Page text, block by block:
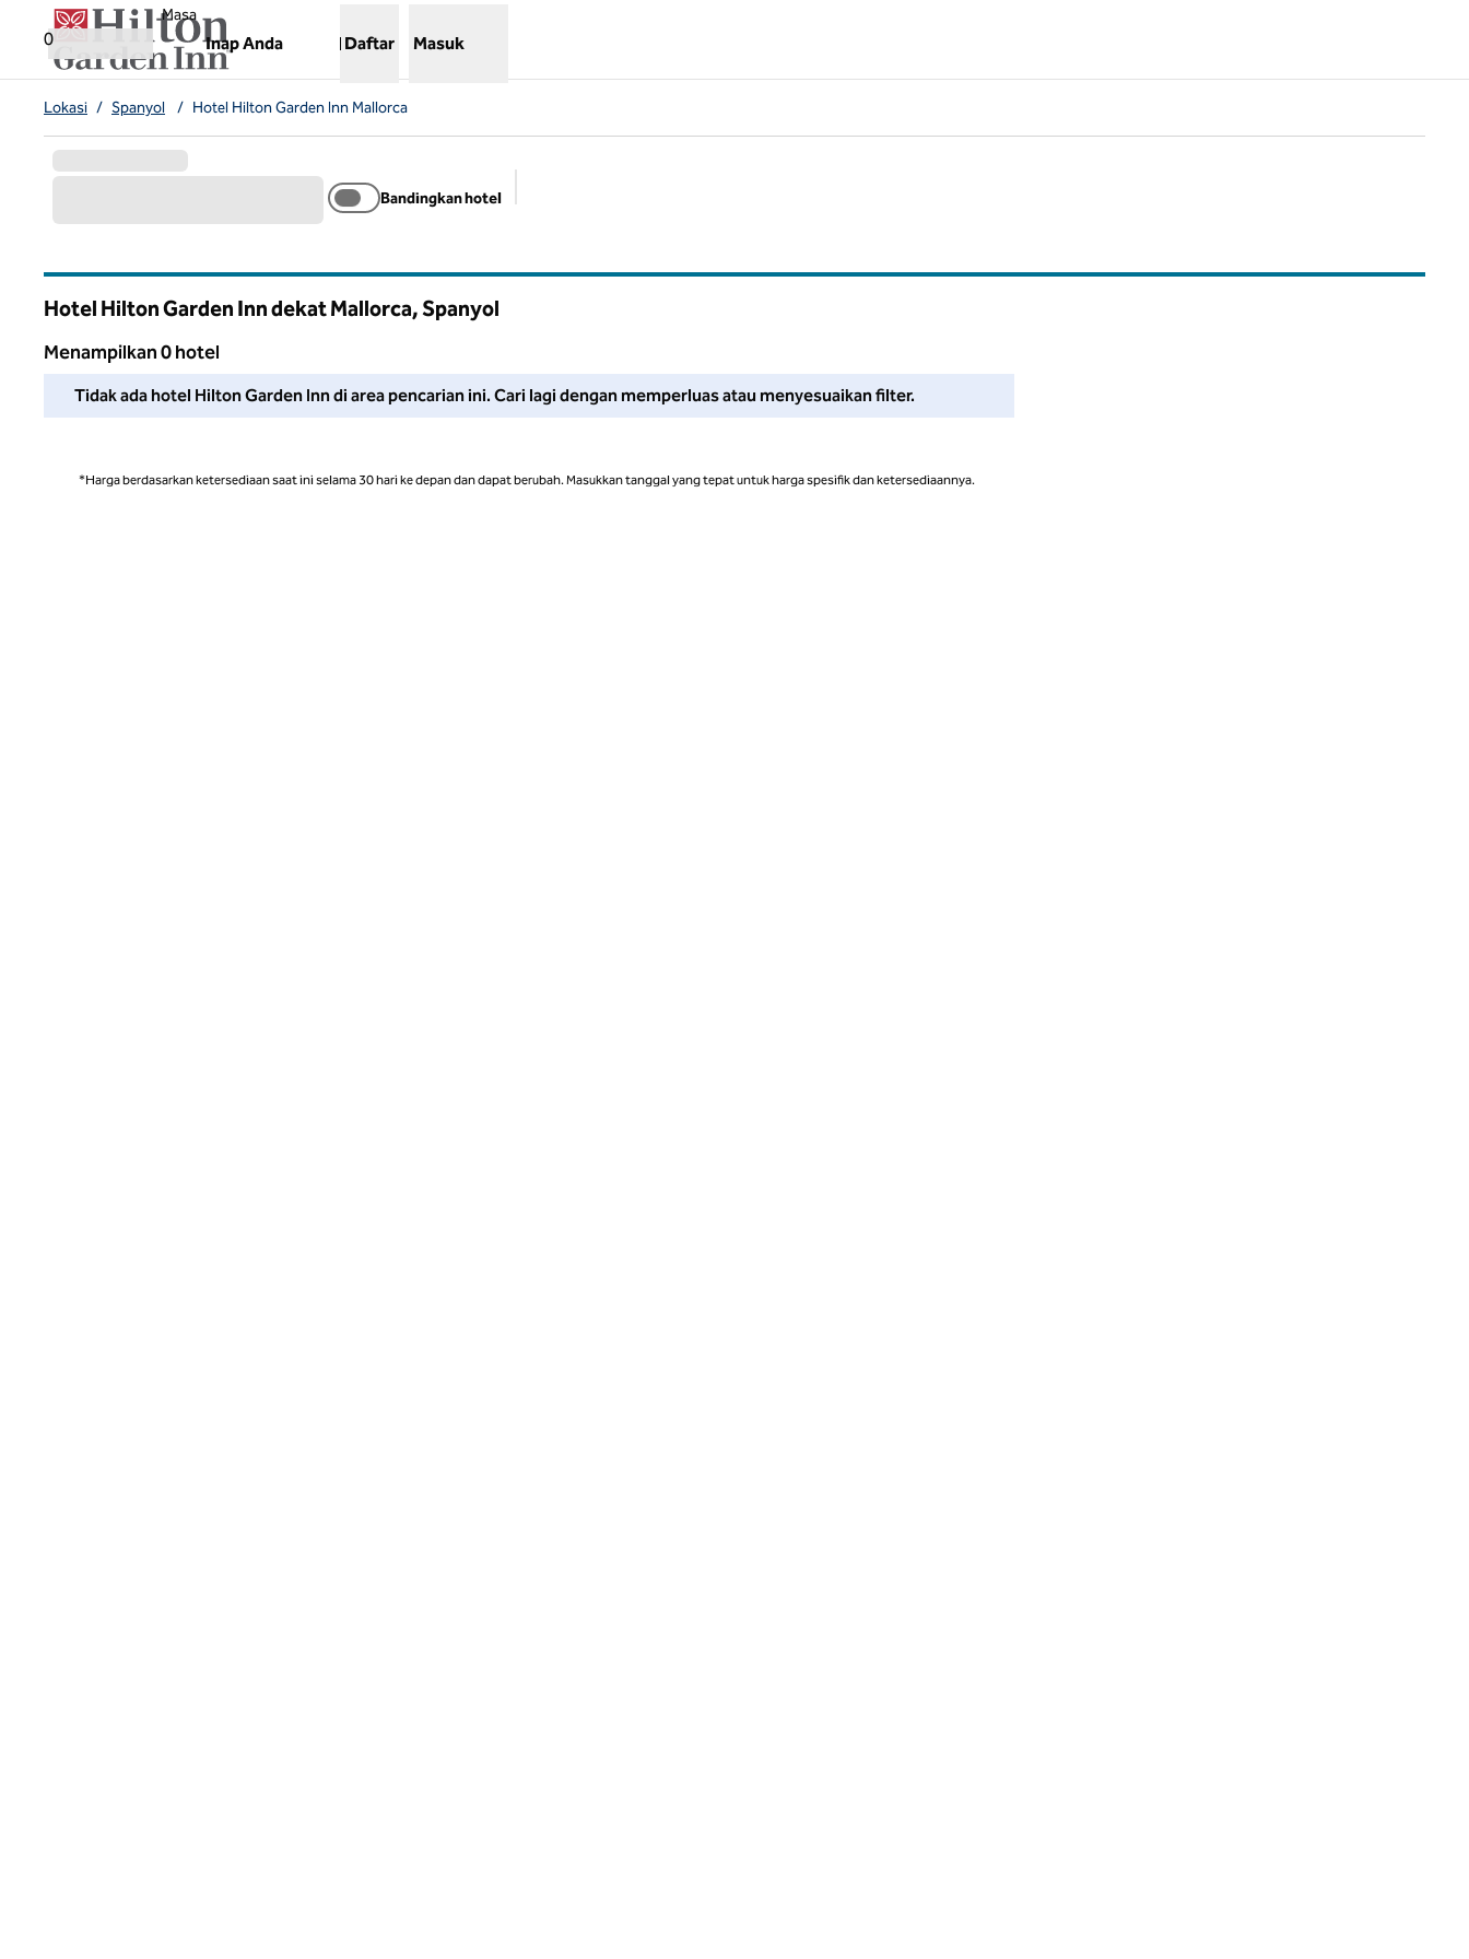
Lompati ke Konten
0
Masa
Inap Anda
,Membuka tab baru
Daftar Masuk
Lokasi / Spanyol / Hotel Hilton Garden Inn Mallorca
Bandingkan hotel
Hotel Hilton Garden Inn dekat Mallorca, Spanyol
Menampilkan 0 hotel
Kami tidak dapat menemukan hotel untuk Anda di area ini. Sesuaikan filter atau coba perluas pencarian Anda untuk mendapatkan hasil lebih banyak.
Tidak ada hotel Hilton Garden Inn di area pencarian ini. Cari lagi dengan memperluas atau menyesuaikan filter.
*Harga berdasarkan ketersediaan saat ini selama 30 hari ke depan dan dapat berubah. Masukkan tanggal yang tepat untuk harga spesifik dan ketersediaannya.